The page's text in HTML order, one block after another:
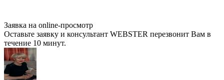
Заявка на online-просмотр
Оставьте заявку и консультант WEBSTER перезвонит Вам в
течение 10 минут.